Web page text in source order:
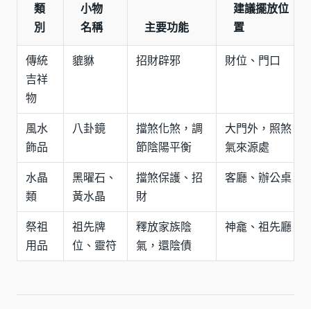
類
別
小物
名稱
主要功能
建議擺放位
置
傳統
吉祥
物
貔貅 招財辟邪 財位、門口
風水
飾品
八卦鏡
擋煞化煞，調
節陰陽平衡
大門外，照煞
氣來源處
水晶
類
黑曜石、
黃水晶
擋煞保護、招
財
客廳、辦公桌
祭祖
用品
祖先牌
位、靈符
釋放家族陰
氣，還陰債
神龕、祖先廳